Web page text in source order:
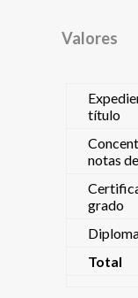
Valores
título
notas
grado
Total